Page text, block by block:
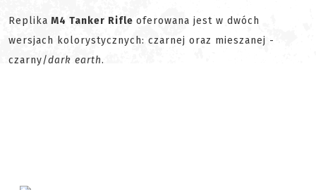
Replika M4 Tanker Rifle oferowana jest w dwóch
wersjach kolorystycznych: czarnej oraz mieszanej -
czarny/dark earth.